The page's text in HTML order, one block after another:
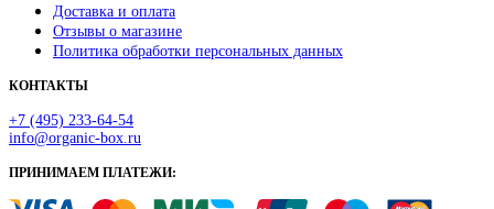
Доставка и оплата
Отзывы о магазине
Политика обработки персональных данных
КОНТАКТЫ
+7 (495) 233-64-54
info@organic-box.ru
ПРИНИМАЕМ ПЛАТЕЖИ: